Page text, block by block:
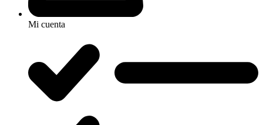
Mi cuenta